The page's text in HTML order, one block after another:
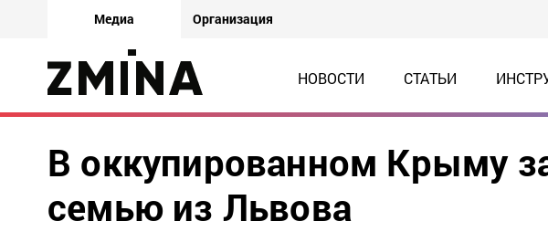
Медиа Организация
НОВОСТИ СТАТЬИ
В оккупированном Крыму
семью из Львова